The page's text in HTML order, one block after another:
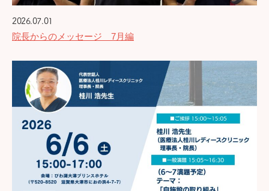
2026.07.01
院長からのメッセージ 7月編